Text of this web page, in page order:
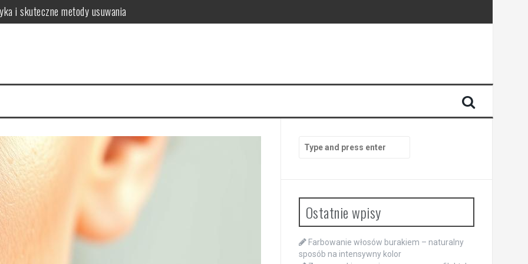
i skuteczne metody usuwania
włosów?
najczęstsze problemy
dla zdrowia
for:
Ostatnie wpisy
Farbowanie włosów burakiem – naturalny
sposób na intensywny kolor